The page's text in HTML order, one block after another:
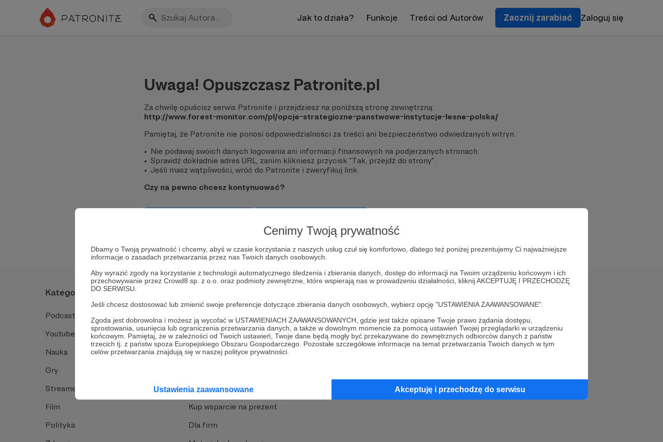
Cenimy Twoją prywatność
Dbamy o Twoją prywatność i chcemy, abyś w czasie korzystania z naszych usług czuł się komfortowo, dlatego też poniżej prezentujemy Ci najważniejsze
informacje o zasadach przetwarzania przez nas Twoich danych osobowych.
Aby wyrazić zgody na korzystanie z technologii automatycznego śledzenia i zbierania danych, dostęp do informacji na Twoim urządzeniu końcowym i ich
przechowywanie przez Crowd8 sp. z o.o. oraz podmioty zewnętrzne, które wspierają nas w prowadzeniu działalności, kliknij AKCEPTUJĘ I PRZECHODZĘ
DO SERWISU.
Jeśli chcesz dostosować lub zmienić swoje preferencje dotyczące zbierania danych osobowych, wybierz opcję "USTAWIENIA ZAAWANSOWANE".
Zgoda jest dobrowolna i możesz ją wycofać w USTAWIENIACH ZAAWANSOWANYCH, gdzie jest także opisane Twoje prawo żądania dostępu,
sprostowania, usunięcia lub ograniczenia przetwarzania danych, a także w dowolnym momencie za pomocą ustawień Twojej przeglądarki w urządzeniu
końcowym. Pamiętaj, że w zależności od Twoich ustawień, Twoje dane będą mogły być przekazywane do zewnętrznych odbiorców danych z państw
trzecich tj. z państw spoza Europejskiego Obszaru Gospodarczego. Pozostałe szczegółowe informacje na temat przetwarzania Twoich danych w tym
celów przetwarzania znajdują się w naszej polityce prywatności.
Ustawienia zaawansowane Akceptuję i przechodzę do serwisu
Jak to działa? Funkcje Treści od Autorów Zacznij zarabiać Zaloguj się
Uwaga! Opuszczasz Patronite.pl
Za chwilę opuścisz serwis Patronite i przejdziesz na poniższą stronę zewnętrzną:
http://www.forest-monitor.com/pl/opcje-strategiczne-panstwowe-instytucje-lesne-polska/
Pamiętaj, że Patronite nie ponosi odpowiedzialności za treści ani bezpieczeństwo odwiedzanych witryn.
Nie podawaj swoich danych logowania ani informacji finansowych na podjerzanych stronach.
Sprawdź dokładnie adres URL, zanim klikniesz przycisk "Tak, przejdź do strony".
Jeśli masz wątpliwości, wróć do Patronite i zweryfikuj link.
Czy na pewno chcesz kontynuować?
Kategorie
Podcast
Youtube
Nauka
Gry
Streamerzy
Film
Polityka
Jak to działa
Funkcje Patronite
Dlaczego Patronite?
Opinie Twórców
Kup wsparcie na prezent
Dla firm
MCN Patronite
Suppi.pl
FAQ
Kontakt z zespołem Patronite